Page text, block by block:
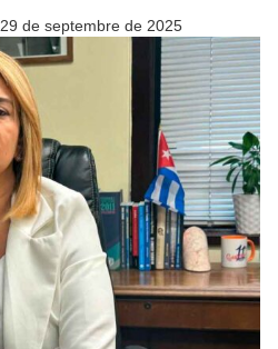
29 de septembre de 2025